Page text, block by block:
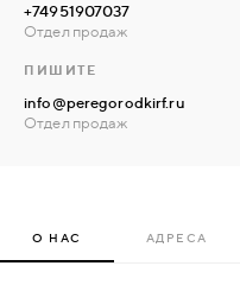
+74951907037
Отдел продаж
ПИШИТЕ
info@peregorodkirf.ru
Отдел продаж
О НАС АДРЕСА